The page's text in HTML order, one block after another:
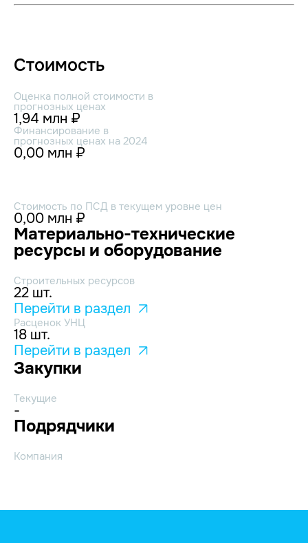
Стоимость
Оценка полной стоимости в
прогнозных ценах
1,94 млн ₽
Финансирование в
прогнозных ценах на 2024
0,00 млн ₽
Стоимость по ПСД в текущем уровне цен
0,00 млн ₽
Материально-технические
ресурсы и оборудование
Строительных ресурсов
22 шт.
Перейти в раздел
Расценок УНЦ
18 шт.
Перейти в раздел
Закупки
Текущие
-
Подрядчики
Компания